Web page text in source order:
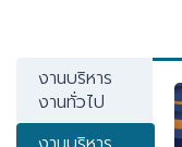
งานบริหาร
งานทั่วไป